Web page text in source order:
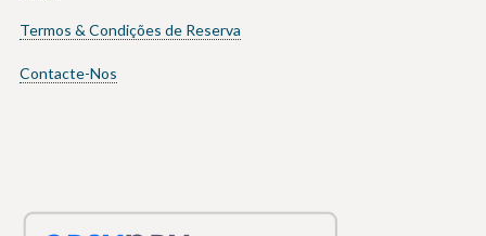
Termos & Condições de Reserva
Contacte-Nos